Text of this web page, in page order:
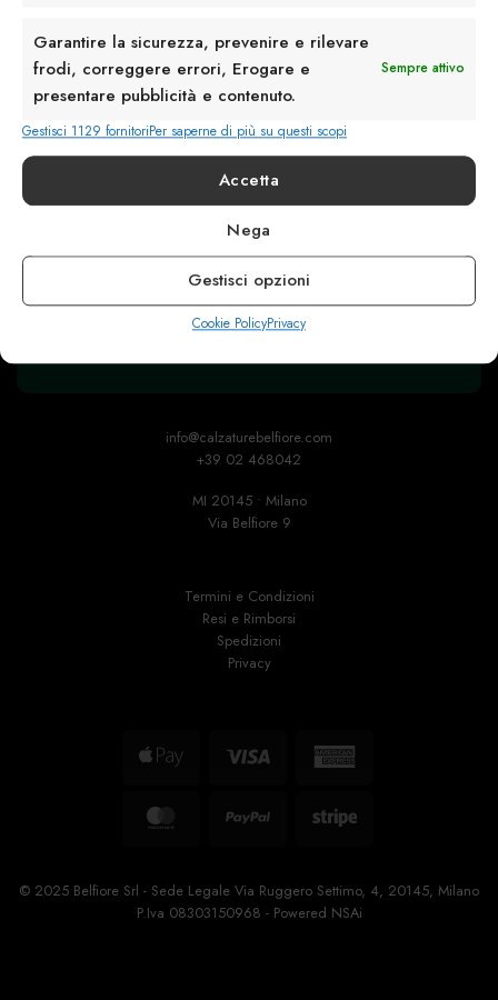
Garantire la sicurezza, prevenire e rilevare
frodi, correggere errori, Erogare e
presentare pubblicità e contenuto.
Sempre attivo
Gestisci 1129 fornitoriPer saperne di più su questi scopi
Accetta
Nega
Gestisci opzioni
Cookie PolicyPrivacy
Rimani in contatto con noi
Servizio Clienti
info@calzaturebelfiore.com
+39 02 468042
MI 20145 • Milano
Via Belfiore 9
Termini e Condizioni
Resi e Rimborsi
Spedizioni
Privacy
Apple
Visa
American
MasterCardPayPal Stripe
© 2025 Belfiore Srl - Sede Legale Via Ruggero Settimo, 4, 20145, Milano
P.Iva 08303150968 - Powered NSAi